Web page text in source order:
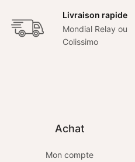
Livraison rapide
Mondial Relay ou
Colissimo
Achat
Mon compte